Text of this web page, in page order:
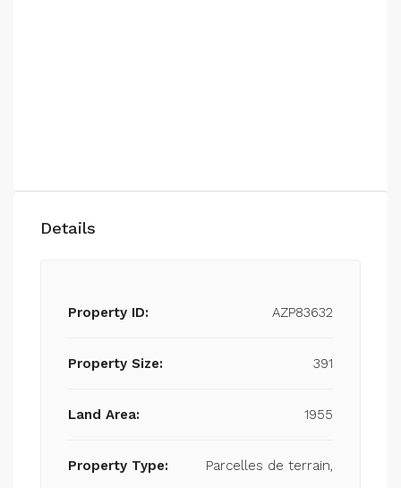
Details
Property ID: AZP83632
Property Size: 391
Land Area: 1955
Property Type:
Parcelles de terrain,